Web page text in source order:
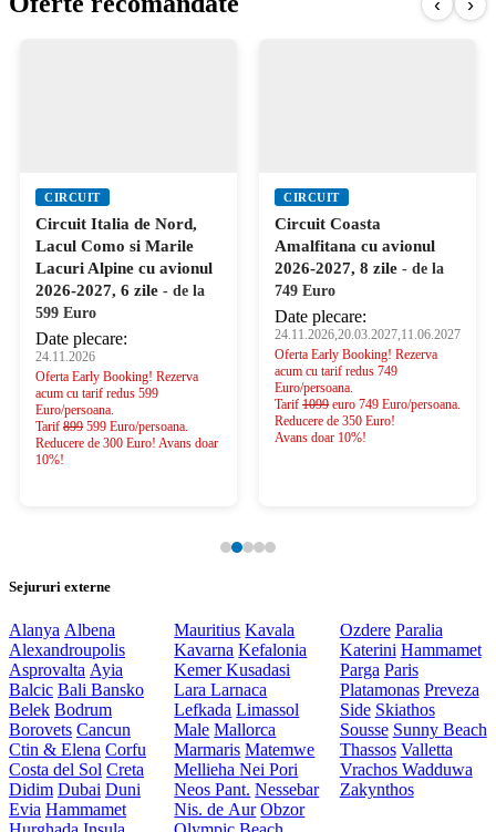
CIRCUIT
Circuit Italia de Nord,
Lacul Como si Marile
Lacuri Alpine cu avionul
2026-2027, 6 zile - de la
599 Euro
Date plecare:
24.11.2026
Oferta Early Booking! Rezerva
acum cu tarif redus 599
Euro/persoana.
Tarif 899 599 Euro/persoana.
Reducere de 300 Euro! Avans doar
10%!
CIRCUIT
Circuit Coasta
Amalfitana cu avionul
2026-2027, 8 zile - de la
749 Euro
Date plecare:
24.11.2026,20.03.2027,11.06.2027
Oferta Early Booking! Rezerva
acum cu tarif redus 749
Euro/persoana.
Tarif 1099 euro 749 Euro/persoana.
Reducere de 350 Euro!
Avans doar 10%!
Sejururi externe
Alanya Albena
Alexandroupolis
Asprovalta Ayia
Balcic Bali Bansko
Belek Bodrum
Borovets Cancun
Ctin & Elena Corfu
Costa del Sol Creta
Didim Dubai Duni
Evia Hammamet
Mauritius Kavala
Kavarna Kefalonia
KemerKusadasi
LaraLarnaca
Lefkada Limassol
Male Mallorca
Marmaris Matemwe
MelliehaNei Pori
Neos Pant. Nessebar
Nis. de Aur Obzor
Ozdere Paralia
Katerini Hammamet
Parga Paris
Platamonas Preveza
Side Skiathos
Sousse Sunny Beach
Thassos Valletta
Vrachos Wadduwa
Zakynthos